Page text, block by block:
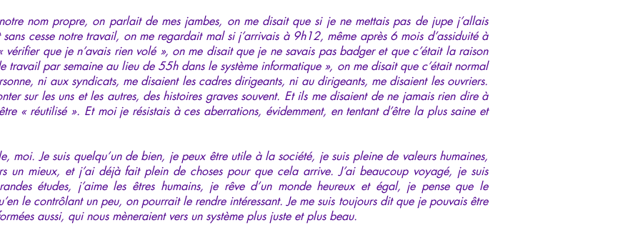
nom propre, on parlait de mes jambes, on me disait que si je ne mettais pas de jupe j’allais
cesse notre travail, on me regardait mal si j’arrivais à 9h12, même après 6 mois d’assiduité à
que je n’avais rien volé », on me disait que je ne savais pas badger et que c’était la raison
travail par semaine au lieu de 55h dans le système informatique », on me disait que c’était normal
ni aux syndicats, me disaient les cadres dirigeants, ni au dirigeants, me disaient les ouvriers.
sur les uns et les autres, des histoires graves souvent. Et ils me disaient de ne jamais rien dire à
« réutilisé ». Et moi je résistais à ces aberrations, évidemment, en tentant d’être la plus saine et
moi. Je suis quelqu’un de bien, je peux être utile à la société, je suis pleine de valeurs humaines,
un mieux, et j’ai déjà fait plein de choses pour que cela arrive. J’ai beaucoup voyagé, je suis
études, j’aime les êtres humains, je rêve d’un monde heureux et égal, je pense que le
le contrôlant un peu, on pourrait le rendre intéressant. Je me suis toujours dit que je pouvais être
aussi, qui nous mèneraient vers un système plus juste et plus beau.